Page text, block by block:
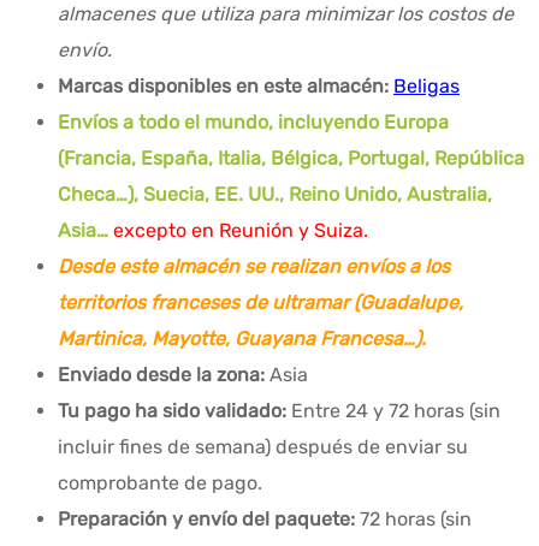
almacenes que utiliza para minimizar los costos de
envío.
Marcas disponibles en este almacén: Beligas
Envíos a todo el mundo, incluyendo Europa
(Francia, España, Italia, Bélgica, Portugal, República
Checa…), Suecia, EE. UU., Reino Unido, Australia,
Asia… excepto en Reunión y Suiza.
Desde este almacén se realizan envíos a los
territorios franceses de ultramar (Guadalupe,
Martinica, Mayotte, Guayana Francesa…).
Enviado desde la zona: Asia
Tu pago ha sido validado: Entre 24 y 72 horas (sin
incluir fines de semana) después de enviar su
comprobante de pago.
Preparación y envío del paquete: 72 horas (sin